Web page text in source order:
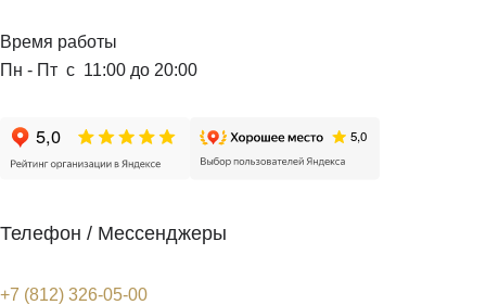
Телефон / Мессенджеры
+7 (812) 326-05-00
Время работы
Пн - Пт с 11:00 до 20:00